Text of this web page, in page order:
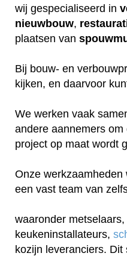
wij gespecialiseerd in
nieuwbouw,
plaatsen van
Bij bouw- en
kijken, en daarvoor
We werken vaak
andere aannemers
project op maat wordt
Onze
een vast team van
waaronder metselaars,
keukeninstallateurs,
kozijn leveranciers.